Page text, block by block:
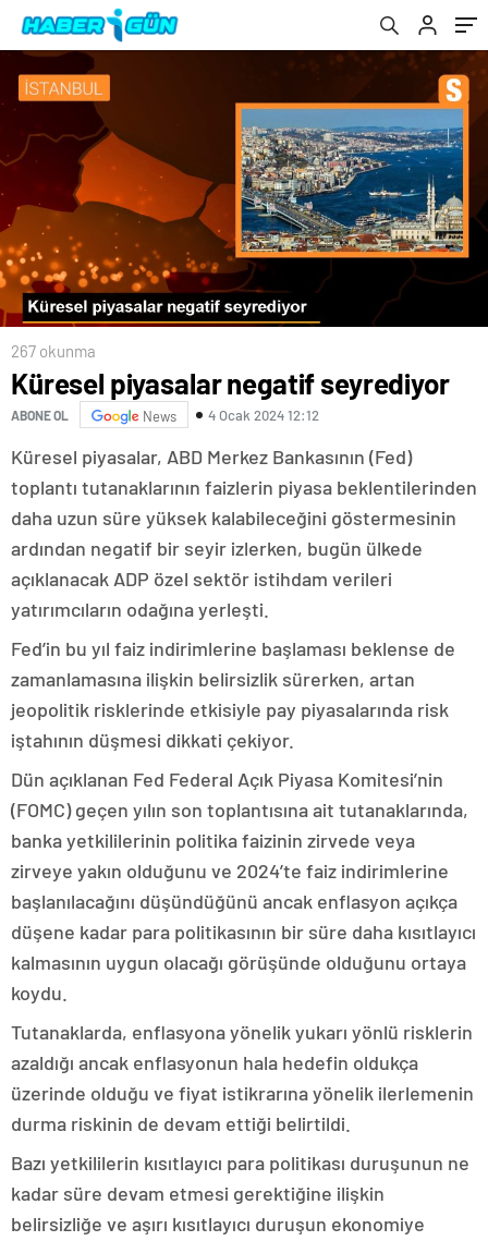
267 okunma
Küresel piyasalar negatif seyrediyor
ABONE OL News 4 Ocak 2024 12:12
Küresel piyasalar, ABD Merkez Bankasının (Fed)
toplantı tutanaklarının faizlerin piyasa beklentilerinden
daha uzun süre yüksek kalabileceğini göstermesinin
ardından negatif bir seyir izlerken, bugün ülkede
açıklanacak ADP özel sektör istihdam verileri
yatırımcıların odağına yerleşti.
Fed’in bu yıl faiz indirimlerine başlaması beklense de
zamanlamasına ilişkin belirsizlik sürerken, artan
jeopolitik risklerinde etkisiyle pay piyasalarında risk
iştahının düşmesi dikkati çekiyor.
Dün açıklanan Fed Federal Açık Piyasa Komitesi’nin
(FOMC) geçen yılın son toplantısına ait tutanaklarında,
banka yetkililerinin politika faizinin zirvede veya
zirveye yakın olduğunu ve 2024’te faiz indirimlerine
başlanılacağını düşündüğünü ancak enflasyon açıkça
düşene kadar para politikasının bir süre daha kısıtlayıcı
kalmasının uygun olacağı görüşünde olduğunu ortaya
koydu.
Tutanaklarda, enflasyona yönelik yukarı yönlü risklerin
azaldığı ancak enflasyonun hala hedefin oldukça
üzerinde olduğu ve fiyat istikrarına yönelik ilerlemenin
durma riskinin de devam ettiği belirtildi.
Bazı yetkililerin kısıtlayıcı para politikası duruşunun ne
kadar süre devam etmesi gerektiğine ilişkin
belirsizliğe ve aşırı kısıtlayıcı duruşun ekonomiye